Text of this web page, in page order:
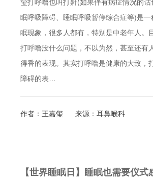
玺打呼噜也叫打鼾(如果伴有病症情况的
眠呼吸障碍、睡眠呼吸暂停综合症等)是
眠现象，很多人都有，特别是中老年人。
打呼噜没什么问题，不以为然，甚至还有
得香的表现。其实打呼噜是健康的大敌，
障碍的表…
作者：王嘉玺 来源：耳鼻喉科
【世界睡眠日】睡眠也需要仪式